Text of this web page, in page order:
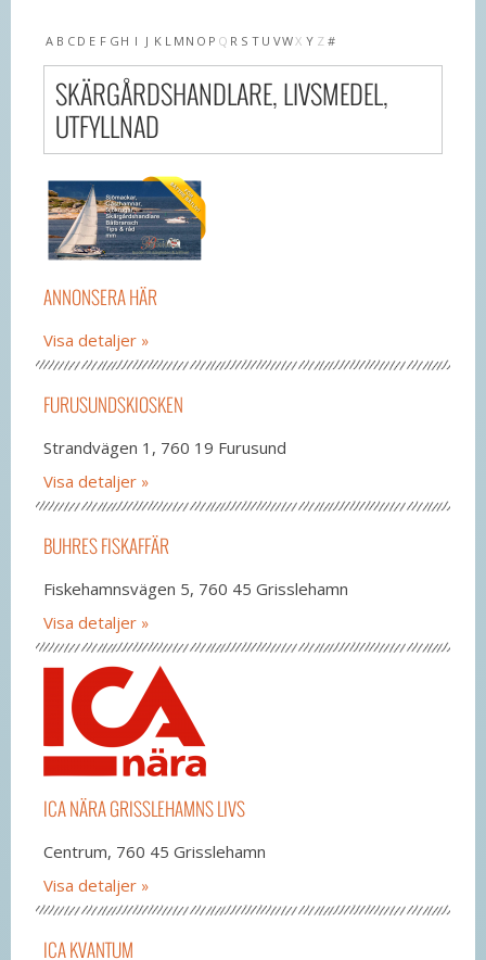
A B C D E F G H I J K L M N O P Q R S T U VWX Y Z #
SKÄRGÅRDSHANDLARE, LIVSMEDEL,
UTFYLLNAD
ANNONSERA HÄR
Visa detaljer
FURUSUNDSKIOSKEN
Strandvägen 1, 760 19 Furusund
Visa detaljer
BUHRES FISKAFFÄR
Fiskehamnsvägen 5, 760 45 Grisslehamn
Visa detaljer
ICA NÄRA GRISSLEHAMNS LIVS
Centrum, 760 45 Grisslehamn
Visa detaljer
ICA KVANTUM